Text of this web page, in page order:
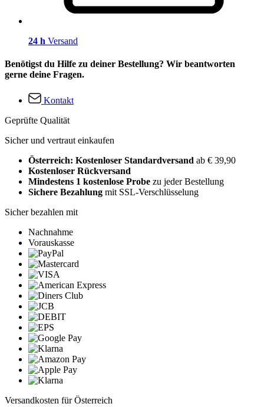
24 h Versand
Benötigst du Hilfe zu deiner Bestellung? Wir beantworten
gerne deine Fragen.
Kontakt
Geprüfte Qualität
Sicher und vertraut einkaufen
Österreich: Kostenloser Standardversand ab € 39,90
Kostenloser Rückversand
Mindestens 1 kostenlose Probe zu jeder Bestellung
Sichere Bezahlung mit SSL-Verschlüsselung
Sicher bezahlen mit
Nachnahme
Vorauskasse
Versandkosten für Österreich